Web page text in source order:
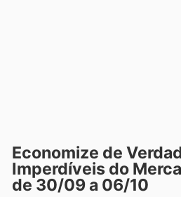
Economize de
Imperdíveis do
de 30/09 a 06/10